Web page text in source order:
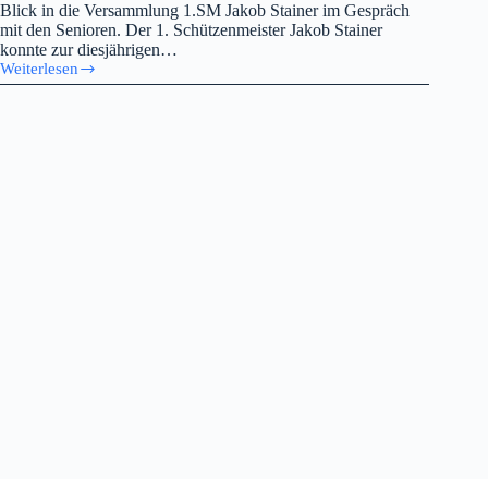
Blick in die Versammlung 1.SM Jakob Stainer im Gespräch
mit den Senioren. Der 1. Schützenmeister Jakob Stainer
konnte zur diesjährigen…
Weiterlesen
Generalversammlung